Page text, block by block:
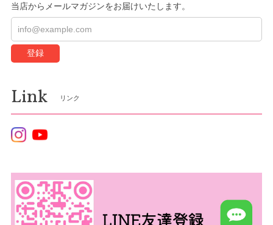
当店からメールマガジンをお届けいたします。
登録
Link リンク